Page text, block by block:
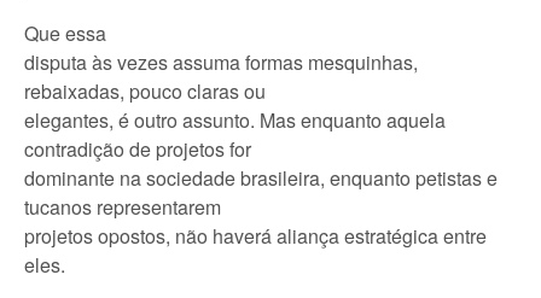
Que essa
disputa às vezes assuma formas mesquinhas,
rebaixadas, pouco claras ou
elegantes, é outro assunto. Mas enquanto aquela
contradição de projetos for
dominante na sociedade brasileira, enquanto petistas e
tucanos representarem
projetos opostos, não haverá aliança estratégica entre
eles.